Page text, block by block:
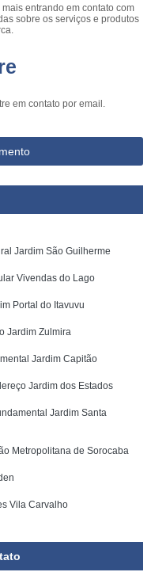
entrando em contato com
sobre os serviços e produtos
em contato por email.
Jardim São Guilherme
Vivendas do Lago
Portal do Itavuvu
Jardim Zulmira
Jardim Capitão
Jardim dos Estados
Jardim Santa
Metropolitana de Sorocaba
Vila Carvalho